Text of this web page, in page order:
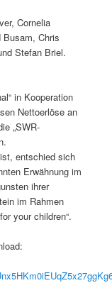
Cornelia
Chris
Stefan Briel.
in Kooperation
Nettoerlöse an
„SWR-
entschied sich
Erwähnung im
ihrer
im Rahmen
your children“.